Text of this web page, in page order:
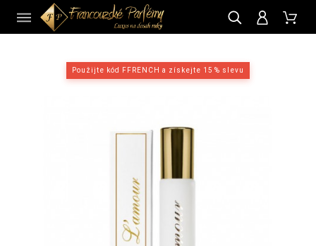
Použijte kód FFRENCH a získejte 15 % slevu
CZ